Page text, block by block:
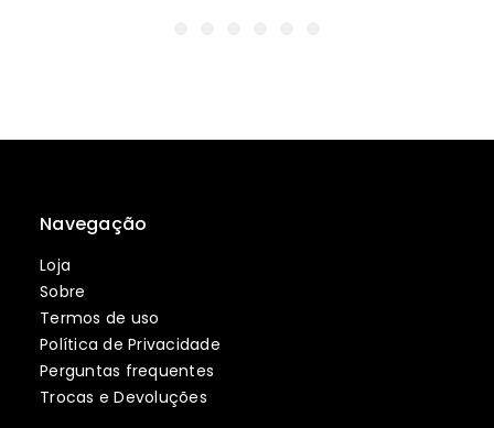
Navegação
Loja
Sobre
Termos de uso
Política de Privacidade
Perguntas frequentes
Trocas e Devoluções